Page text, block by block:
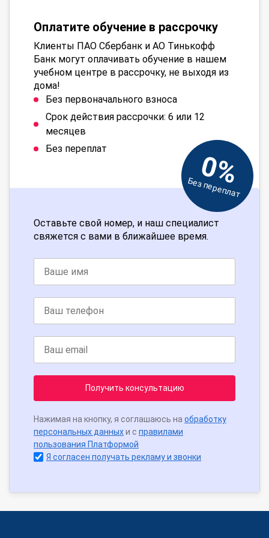
Оплатите обучение в рассрочку
Клиенты ПАО Сбербанк и АО Тинькофф
Банк могут оплачивать обучение в нашем
учебном центре в рассрочку, не выходя из
дома!
Без первоначального взноса
Срок действия рассрочки: 6 или 12
месяцев
Без переплат
0%
Без переплат
Оставьте свой номер, и наш специалист
свяжется с вами в ближайшее время.
Получить консультацию
Нажимая на кнопку, я соглашаюсь на обработку
персональных данныхи с правилами
пользования Платформой
Я согласен получать рекламу и звонки